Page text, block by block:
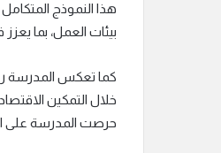
هذا النموذج
بيئات العمل، بما
كما تعكس المدرسة
خلال التمكين
حرصت المدرسة على استقطاب